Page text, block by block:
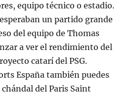
equipo técnico o estadio.
un partido grande
del equipo de Thomas
a ver el rendimiento del
catarí del PSG.
España también puedes
del Paris Saint